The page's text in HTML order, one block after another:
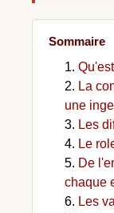
Sommaire
La
une
Les
Le
De
chaque
Les